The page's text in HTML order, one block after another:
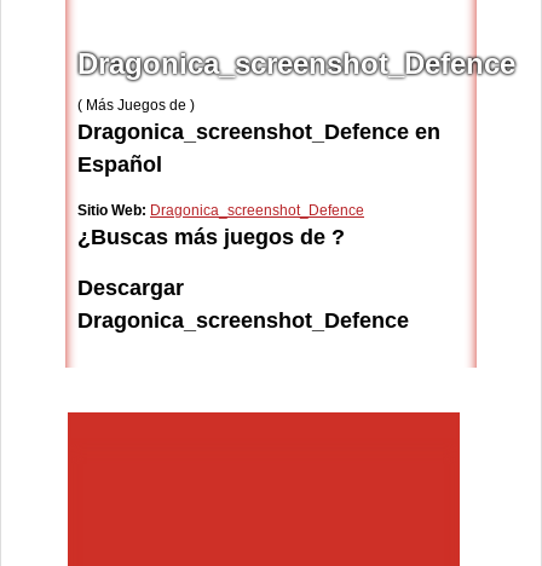
Dragonica_screenshot_Defence
( Más Juegos de )
Dragonica_screenshot_Defence en
Español
Sitio Web: Dragonica_screenshot_Defence
¿Buscas más juegos de ?
Descargar
Dragonica_screenshot_Defence